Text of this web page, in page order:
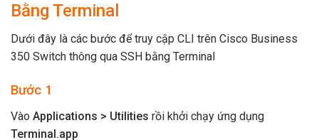
Bằng Terminal
Dưới đây là các bước để truy cập CLI trên Cisco Business
350 Switch thông qua SSH bằng Terminal
Bước 1
Vào Applications > Utilities rồi khởi chạy ứng dụng
Terminal.app